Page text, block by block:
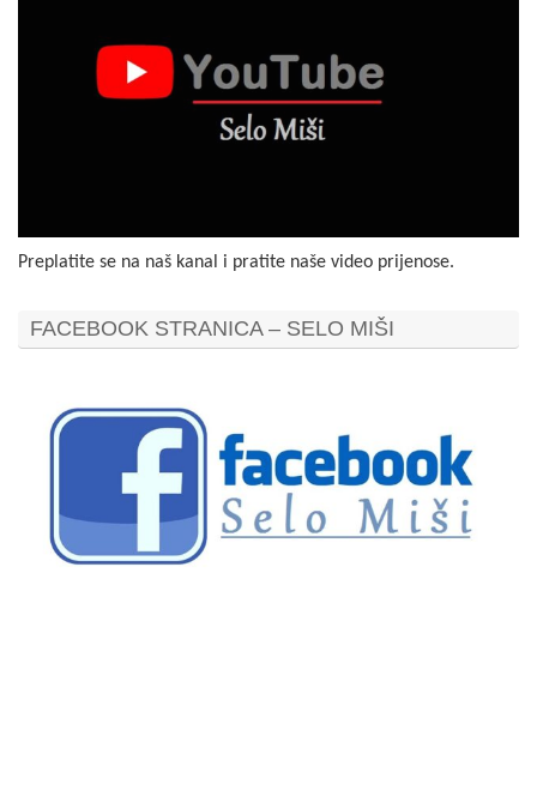
Preplatite se na naš kanal i pratite naše video prijenose.
FACEBOOK STRANICA – SELO MIŠI